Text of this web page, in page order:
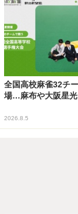
全国高校麻雀32チ
場…麻布や大阪星光
2026.8.5